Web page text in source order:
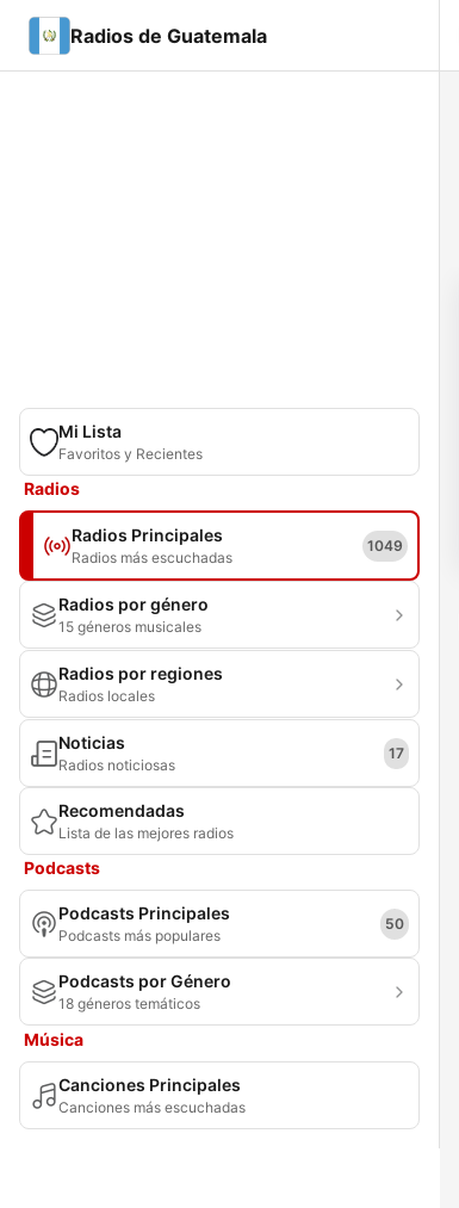
Radios de Guatemala
Mi Lista
Favoritos y Recientes
Radios
Radios Principales
Radios más escuchadas
1049
Radios por género
15 géneros musicales
Radios por regiones
Radios locales
Noticias
Radios noticiosas
17
Recomendadas
Lista de las mejores radios
Podcasts
Podcasts Principales
Podcasts más populares
50
Podcasts por Género
18 géneros temáticos
Música
Canciones Principales
Canciones más escuchadas